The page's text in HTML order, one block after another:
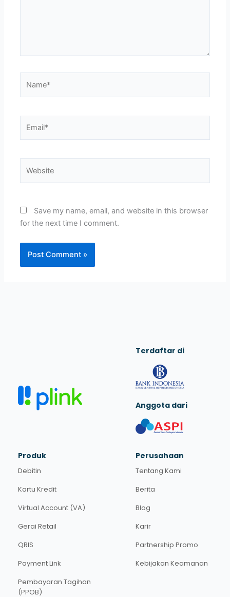
Save my name, email, and website in this browser
for the next time I comment.
Terdaftar di
Anggota dari
Produk
Debitin
Kartu Kredit
Virtual Account (VA)
Gerai Retail
QRIS
Payment Link
Pembayaran Tagihan
(PPOB)
Perusahaan
Tentang Kami
Berita
Blog
Karir
Partnership Promo
Kebijakan Keamanan